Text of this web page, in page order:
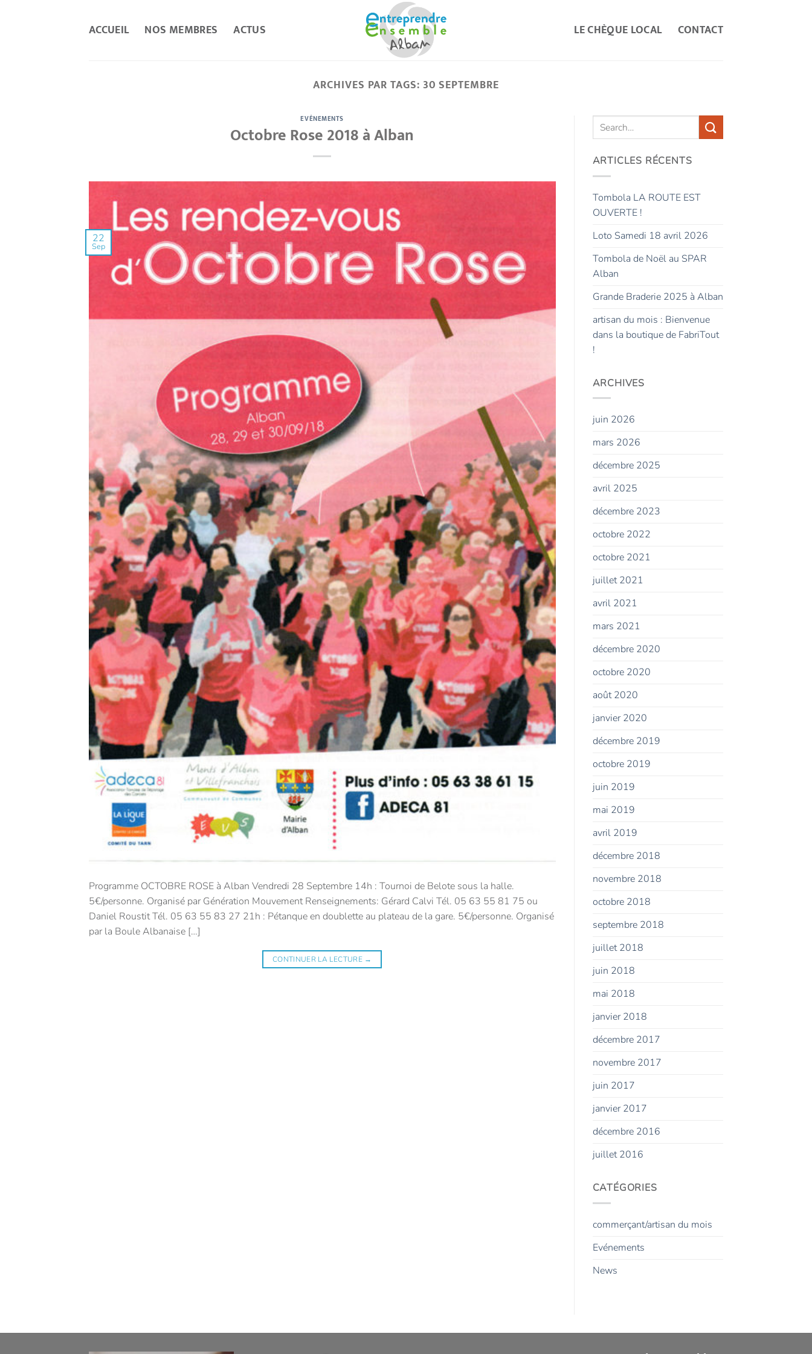
ACCUEIL NOS MEMBRES ACTUS LE CHÈQUE LOCAL CONTACT
ARCHIVES PAR TAGS: 30 SEPTEMBRE
EVÉNEMENTS
Octobre Rose 2018 à Alban
22
Sep
Programme OCTOBRE ROSE à Alban Vendredi 28 Septembre 14h : Tournoi de Belote sous la halle.
5€/personne. Organisé par Génération Mouvement Renseignements: Gérard Calvi Tél. 05 63 55 81 75 ou
Daniel Roustit Tél. 05 63 55 83 27 21h : Pétanque en doublette au plateau de la gare. 5€/personne. Organisé
par la Boule Albanaise […]
CONTINUER LA LECTURE →
ARTICLES RÉCENTS
Tombola LA ROUTE EST
OUVERTE !
Loto Samedi 18 avril 2026
Tombola de Noël au SPAR
Alban
Grande Braderie 2025 à Alban
artisan du mois : Bienvenue
dans la boutique de FabriTout
!
ARCHIVES
juin 2026
mars 2026
décembre 2025
avril 2025
décembre 2023
octobre 2022
octobre 2021
juillet 2021
avril 2021
mars 2021
décembre 2020
octobre 2020
août 2020
janvier 2020
décembre 2019
octobre 2019
juin 2019
mai 2019
avril 2019
décembre 2018
novembre 2018
octobre 2018
septembre 2018
juillet 2018
juin 2018
mai 2018
janvier 2018
décembre 2017
novembre 2017
juin 2017
janvier 2017
décembre 2016
juillet 2016
CATÉGORIES
commerçant/artisan du mois
Evénements
News